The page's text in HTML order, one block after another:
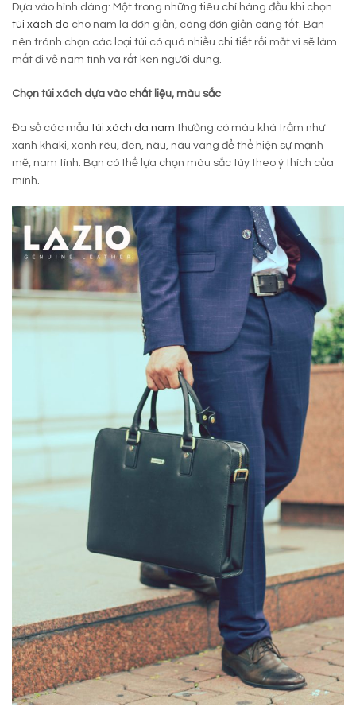
Dựa vào hình dáng: Một trong những tiêu chí hàng đầu khi chọn
túi xách da cho nam là đơn giản, càng đơn giản càng tốt. Bạn
nên tránh chọn các loại túi có quá nhiều chi tiết rối mắt vì sẽ làm
mất đi vẻ nam tính và rất kén người dùng.
Chọn túi xách dựa vào chất liệu, màu sắc
Đa số các mẫu túi xách da nam thường có màu khá trầm như
xanh khaki, xanh rêu, đen, nâu, nâu vàng để thể hiện sự mạnh
mẽ, nam tính. Bạn có thể lựa chọn màu sắc tùy theo ý thích của
mình.